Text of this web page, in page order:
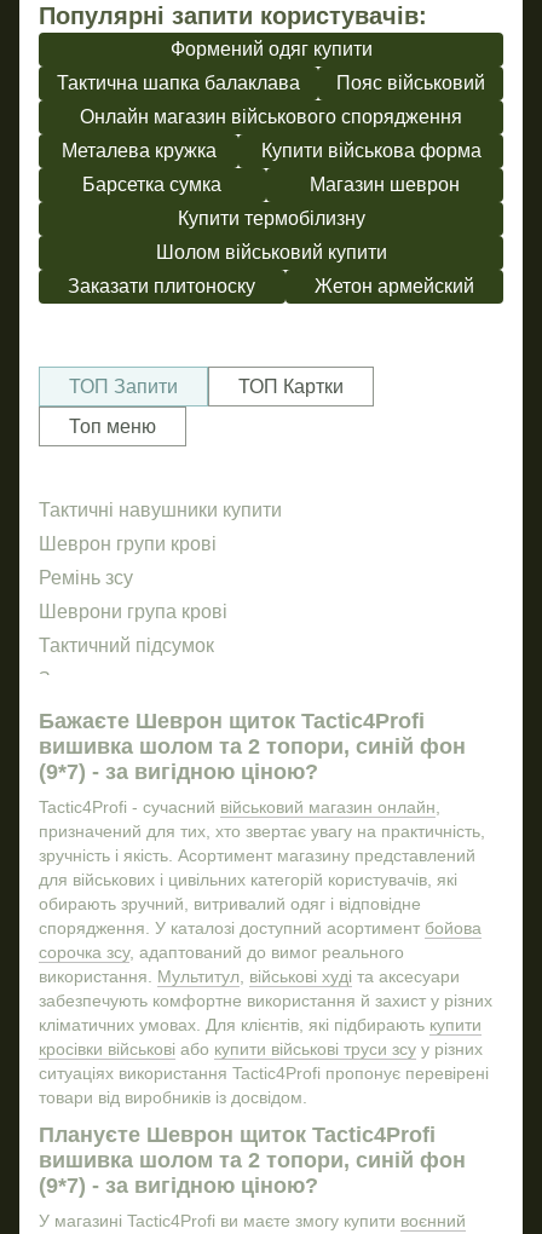
Популярні запити користувачів:
Формений одяг купити
Тактична шапка балаклава
Пояс військовий
Онлайн магазин військового спорядження
Металева кружка
Купити військова форма
Барсетка сумка
Магазин шеврон
Купити термобілизну
Шолом військовий купити
Заказати плитоноску
Жетон армейский
ТОП Запити
ТОП Картки
Топ меню
Тактичні навушники купити
Шеврон групи крові
Ремінь зсу
Шеврони група крові
Тактичний підсумок
Замовити жетон
Тактичні очки ціна
Мультітули
Підсумок для турнікету купити
Військова фляга купити
Бушлати
Друк на футболці ціна
Наліпка на авто
Купити літні тактичні берці
Ремінь військовий зсу
Шеврони з групою крові
Військова куртка зсу
Пасок тактичний
Жетон військового
Тактичний дощовик пончо
Армійські годинники купити
Бажаєте Шеврон щиток Tactic4Profi
вишивка шолом та 2 топори, синій фон
(9*7) - за вигідною ціною?
Tactic4Profi - сучасний військовий магазин онлайн
призначений для тих, хто звертає увагу на практичність,
зручність і якість. Асортимент магазину представлений
для військових і цивільних категорій користувачів, які
обирають зручний, витривалий одяг і відповідне
спорядження. У каталозі доступний асортимент бойова
сорочка зсу, адаптований до вимог реального
використання. Мультитул військові худі та аксесуари
забезпечують комфортне використання й захист у різних
кліматичних умовах. Для клієнтів, які підбирають купити
кросівки військові або купити військові труси зсу у різних
ситуаціях використання Tactic4Profi пропонує перевірені
товари від виробників із досвідом.
Плануєте Шеврон щиток Tactic4Profi
вишивка шолом та 2 топори, синій фон
(9*7) - за вигідною ціною?
У магазині Tactic4Profi ви маєте змогу купити воєнний